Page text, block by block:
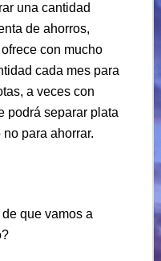
una cantidad
de ahorros,
con mucho
cada mes para
a veces con
podrá separar plata
para ahorrar.
que vamos a